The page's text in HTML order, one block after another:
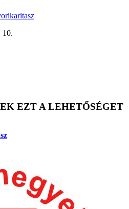
10.
EZT A LEHETŐSÉGET